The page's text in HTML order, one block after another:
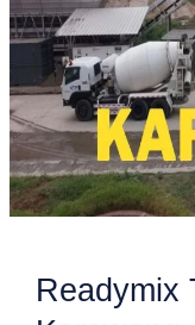
Readymix